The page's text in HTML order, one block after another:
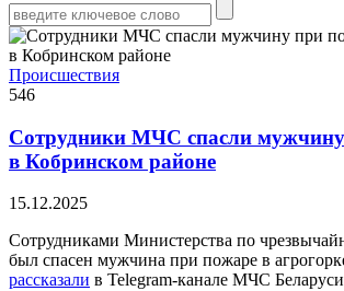
Происшествия
546
Сотрудники МЧС спасли
в Кобринском районе
15.12.2025
Сотрудниками Министерства по
был спасен мужчина при пожаре в
рассказали в Telegram-канале МЧС